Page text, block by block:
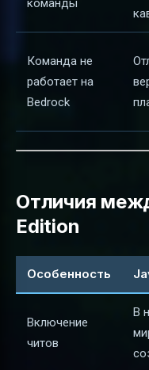
команды
Команда не
работает на
Bedrock
Отличия
Edition
Особенность
Включение
читов
В